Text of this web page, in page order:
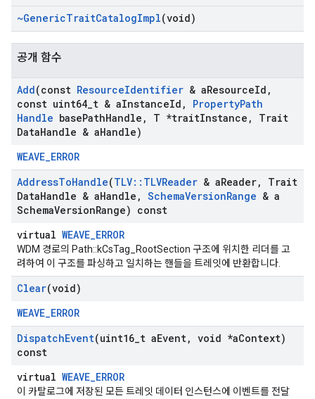
~GenericTraitCatalogImpl(void)
공개 함수
Add(const ResourceIdentifier & aResourceId ,
const uint64 t & aInstanceId , PropertyPath
Handle basePathHandle , T *traitInstance ,
Trait
DataHandle & aHandle)
WEAVE_ERROR
AddressToHandle(TLV:: TLVReader & aReader,
Trait
DataHandle & aHandle , SchemaVersionRange & a
SchemaVersionRange) const
virtual WEAVE_ERROR
WDM 경로의 Path::kCsTag_RootSection 구조에 위치한 리더를 고
려하여 이 구조를 파싱하고 일치하는 핸들을 트레잇에 반환합니다.
Clear(void)
WEAVE_ERROR
DispatchEvent(uint16 t aEvent, void *aContext)
const
virtual WEAVE_ERROR
이 카탈로그에 저장된 모든 트레잇 데이터 인스턴스에 이벤트를 전달